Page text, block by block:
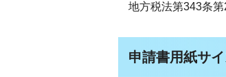
地方税法第343条
申請書用紙サ